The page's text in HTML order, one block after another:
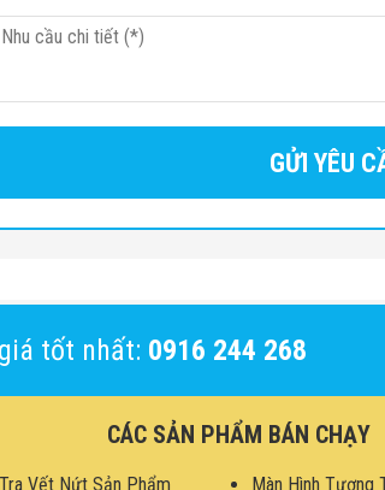
tốt nhất: 0916 244 268
CÁC SẢN PHẨM BÁN CHẠY
Vết Nứt Sản Phẩm Màn Hình Tương